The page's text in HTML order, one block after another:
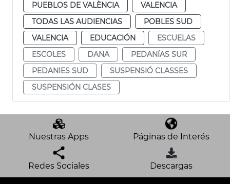
PUEBLOS DE VALÈNCIA
VALENCIA
TODAS LAS AUDIENCIAS
POBLES SUD
VALENCIA
EDUCACIÓN
ESCUELAS
ESCOLES
DANA
PEDANÍAS SUR
PEDANIES SUD
SUSPENSIÓ CLASSES
SUSPENSIÓN CLASES
Nuestras Apps Páginas de Interés
Redes Sociales Descargas